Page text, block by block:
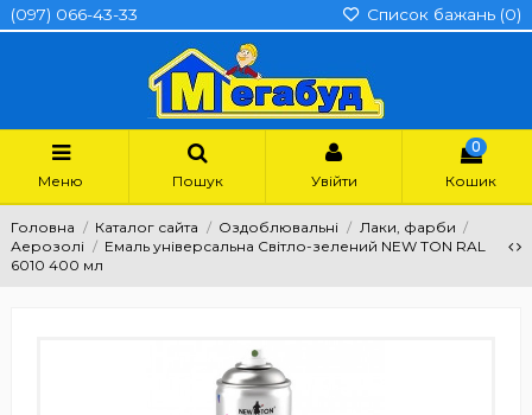
(097) 066-43-33 Список бажань (0)
Меню Пошук Увійти
0
Кошик
Головна Каталог сайта Оздоблювальні
Лаки, фарби
Аерозолі
Емаль універсальна Світло-зелений NEW TON RAL
6010 400 мл